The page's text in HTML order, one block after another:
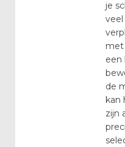
je
met
een
de
kan
zijn